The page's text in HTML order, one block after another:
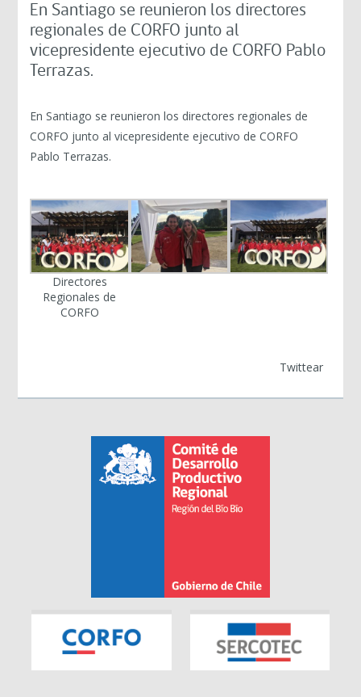
En Santiago se reunieron los directores
regionales de CORFO junto al
vicepresidente ejecutivo de CORFO Pablo
Terrazas.
En Santiago se reunieron los directores regionales de
CORFO junto al vicepresidente ejecutivo de CORFO
Pablo Terrazas.
Directores
Regionales de
CORFO
Twittear